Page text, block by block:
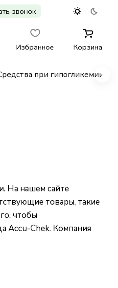
звонок
Избранное Корзина
при гипогликемии
На нашем сайте
товары, такие
чтобы
Accu-Chek. Компания